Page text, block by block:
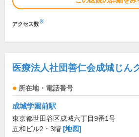
アクセス数※
医療法人社団善仁会成城じん
所在地・電話番号
成城学園前駅
東京都世田谷区成城六丁目9番1号
五和ビル2・3階 [地図]